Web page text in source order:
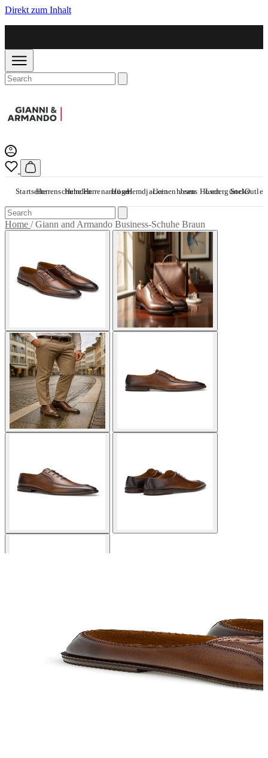
Direkt zum Inhalt
StartseiteHerrenschuhe
HemdenHerrenanzüge
HosenHemdjackenLeinenhosenJeans HosenLedergürtel
SocksOutlet
Home /Giann and Armando Business-Schuhe Braun